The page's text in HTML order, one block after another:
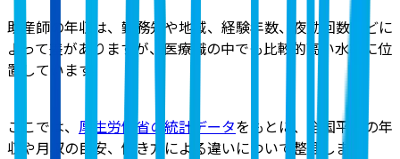
助産師の年収は、勤務先や地域、経験年数、夜勤回数などに
よって差がありますが、医療職の中でも比較的高い水準に位
置しています。
ここでは、 厚生労働省の統計データをもとに、全国平均の年
収や月収の目安、働き方による違いについて整理します。